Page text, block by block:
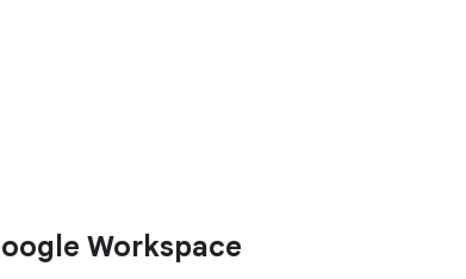
Workspace